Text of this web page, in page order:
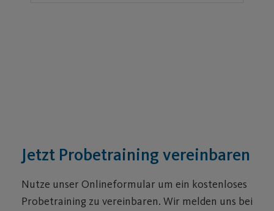
Jetzt Probetraining vereinbaren
Nutze unser Onlineformular um ein kostenloses
Probetraining zu vereinbaren. Wir melden uns bei